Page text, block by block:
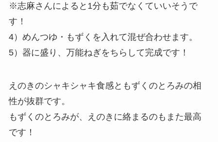
※志麻さんによると1分も茹でなくていいそうで
す！
4）めんつゆ・もずくを入れて混ぜ合わせます。
5）器に盛り、万能ねぎをちらして完成です！
えのきのシャキシャキ食感ともずくのとろみの相
性が抜群です。
もずくのとろみが、えのきに絡まるのもまた最高
です！